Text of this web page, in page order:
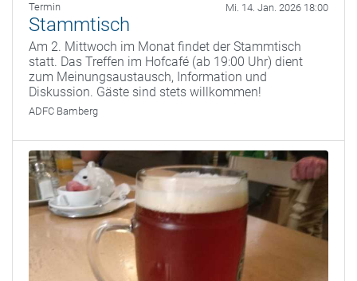
Termin Mi. 14. Jan. 2026 18:00
Stammtisch
Am 2. Mittwoch im Monat findet der Stammtisch
statt. Das Treffen im Hofcafé (ab 19:00 Uhr) dient
zum Meinungsaustausch, Information und
Diskussion. Gäste sind stets willkommen!
ADFC Bamberg